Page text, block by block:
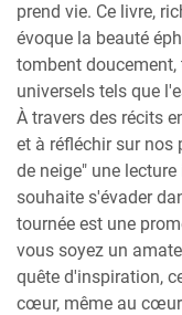
prend vie. Ce livre,
évoque la beauté
tombent
universels tels que
À travers des récits
et à réfléchir sur nos
de neige" une
souhaite s'évader
tournée est une
vous soyez un
quête d'inspiration,
cœur, même au cœur